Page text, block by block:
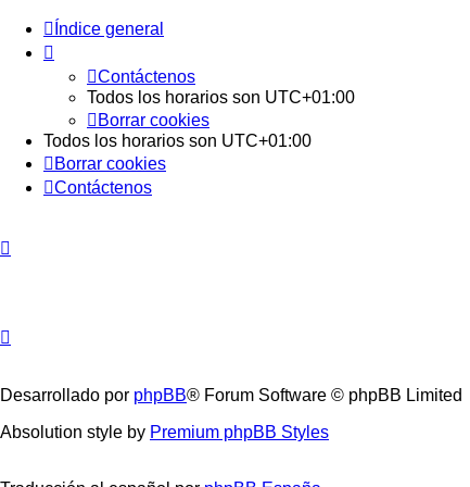
Índice general
Contáctenos
Todos los horarios son UTC+01:00
Borrar cookies
Todos los horarios son UTC+01:00
Borrar cookies
Contáctenos
Desarrollado por phpBB® Forum Software © phpBB Limited
Absolution style by Premium phpBB Styles